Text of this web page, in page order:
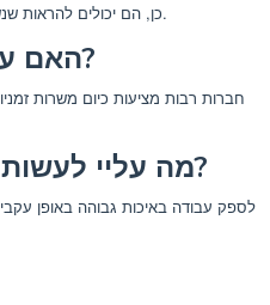
כן, הם יכולים להראות שנשארת פעילה בשוק העבודה והמשכת לפתח מיומנויות במהלך מעברי עבודה.
האם עבודות זמניות מתאימות לעבודה מרחוק?
חברות רבות מציעות כיום משרות
מה עליי לעשות כדי להפוך עבודה זמנית לתפקיד קבוע?
לספק עבודה באיכות גבוהה באופן